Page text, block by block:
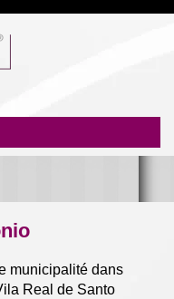
navigation
municipalité dans
Real de Santo